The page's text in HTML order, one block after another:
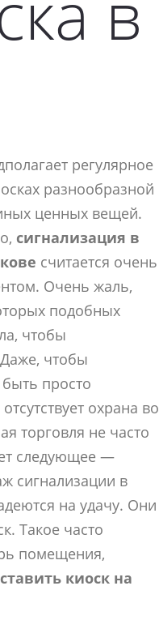
регулярное
разнообразной
ценных вещей.
сигнализация в
считается очень
Очень жаль,
подобных
чтобы
чтобы
просто
охрана во
торговля не часто
следующее —
сигнализации в
на удачу. Они
Такое часто
помещения,
киоск на